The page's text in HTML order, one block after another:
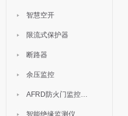
智慧空开
限流式保护器
断路器
余压监控
AFRD防火门监控模块
智能绝缘监测仪